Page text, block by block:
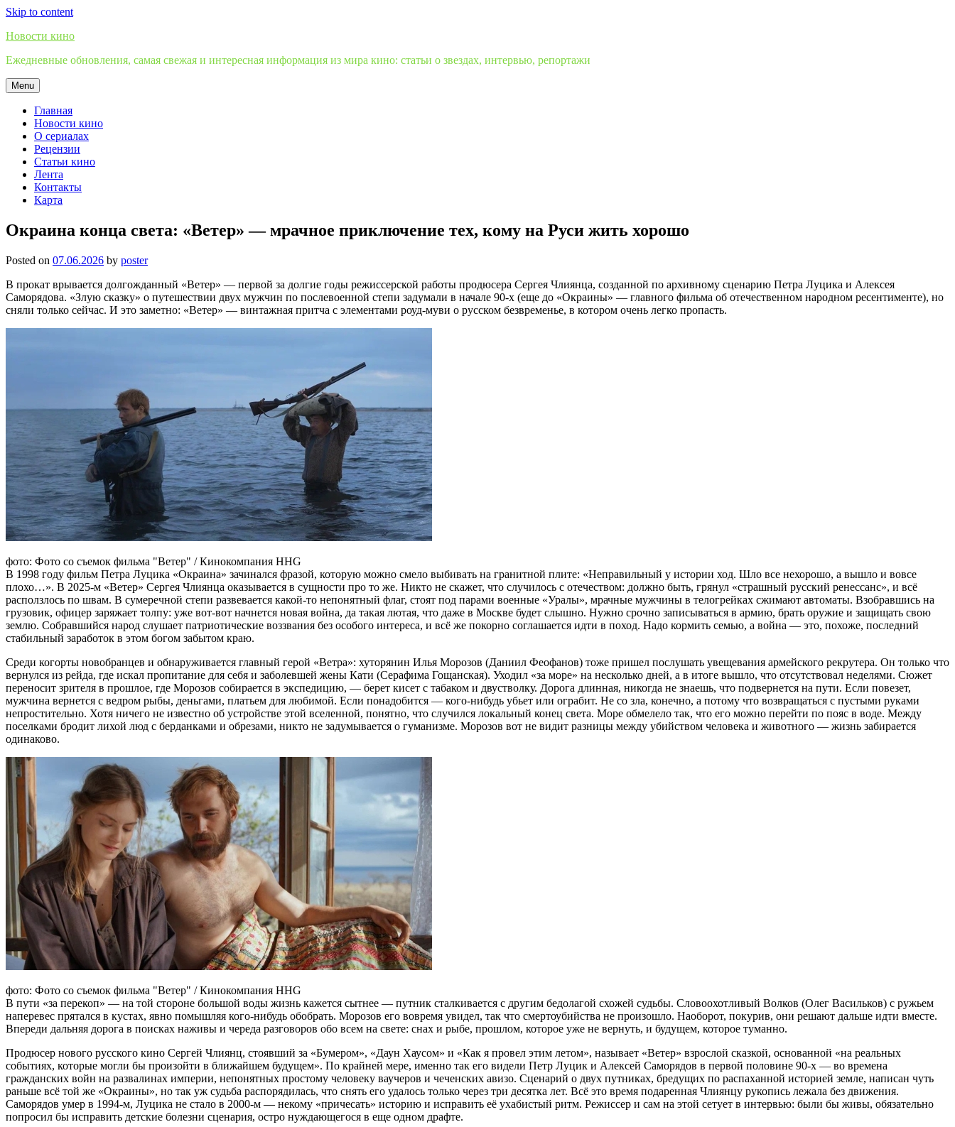
Skip to content
Новости кино
Ежедневные обновления, самая свежая и интересная информация из мира кино: статьи о звездах, интервью, репортажи
Menu
Главная
Новости кино
О сериалах
Рецензии
Статьи кино
Лента
Контакты
Карта
Окраина конца света: «Ветер» — мрачное приключение тех, кому на Руси жить хорошо
Posted on 07.06.2026 by poster
В прокат врывается долгожданный «Ветер» — первой за долгие годы режиссерской работы продюсера Сергея Члиянца, созданной по архивному сценарию Петра Луцика и Алексея
Саморядова. «Злую сказку» о путешествии двух мужчин по послевоенной степи задумали в начале 90-х (еще до «Окраины» — главного фильма об отечественном народном ресентименте), но
сняли только сейчас. И это заметно: «Ветер» — винтажная притча с элементами роуд-муви о русском безвременье, в котором очень легко пропасть.
фото: Фото со съемок фильма "Ветер" / Кинокомпания HHG
В 1998 году фильм Петра Луцика «Окраина» зачинался фразой, которую можно смело выбивать на гранитной плите: «Неправильный у истории ход. Шло все нехорошо, а вышло и вовсе
плохо…». В 2025-м «Ветер» Сергея Члиянца оказывается в сущности про то же. Никто не скажет, что случилось с отечеством: должно быть, грянул «страшный русский ренессанс», и всё
расползлось по швам. В сумеречной степи развевается какой-то непонятный флаг, стоят под парами военные «Уралы», мрачные мужчины в телогрейках сжимают автоматы. Взобравшись на
грузовик, офицер заряжает толпу: уже вот-вот начнется новая война, да такая лютая, что даже в Москве будет слышно. Нужно срочно записываться в армию, брать оружие и защищать свою
землю. Собравшийся народ слушает патриотические воззвания без особого интереса, и всё же покорно соглашается идти в поход. Надо кормить семью, а война — это, похоже, последний
стабильный заработок в этом богом забытом краю.
Среди когорты новобранцев и обнаруживается главный герой «Ветра»: хуторянин Илья Морозов (Даниил Феофанов) тоже пришел послушать увещевания армейского рекрутера. Он только что
вернулся из рейда, где искал пропитание для себя и заболевшей жены Кати (Серафима Гощанская). Уходил «за море» на несколько дней, а в итоге вышло, что отсутствовал неделями. Сюжет
переносит зрителя в прошлое, где Морозов собирается в экспедицию, — берет кисет с табаком и двустволку. Дорога длинная, никогда не знаешь, что подвернется на пути. Если повезет,
мужчина вернется с ведром рыбы, деньгами, платьем для любимой. Если понадобится — кого-нибудь убьет или ограбит. Не со зла, конечно, а потому что возвращаться с пустыми руками
непростительно. Хотя ничего не известно об устройстве этой вселенной, понятно, что случился локальный конец света. Море обмелело так, что его можно перейти по пояс в воде. Между
поселками бродит лихой люд с берданками и обрезами, никто не задумывается о гуманизме. Морозов вот не видит разницы между убийством человека и животного — жизнь забирается
одинаково.
фото: Фото со съемок фильма "Ветер" / Кинокомпания HHG
В пути «за перекоп» — на той стороне большой воды жизнь кажется сытнее — путник сталкивается с другим бедолагой схожей судьбы. Словоохотливый Волков (Олег Васильков) с ружьем
наперевес прятался в кустах, явно помышляя кого-нибудь обобрать. Морозов его вовремя увидел, так что смертоубийства не произошло. Наоборот, покурив, они решают дальше идти вместе.
Впереди дальняя дорога в поисках наживы и череда разговоров обо всем на свете: снах и рыбе, прошлом, которое уже не вернуть, и будущем, которое туманно.
Продюсер нового русского кино Сергей Члиянц, стоявший за «Бумером», «Даун Хаусом» и «Как я провел этим летом», называет «Ветер» взрослой сказкой, основанной «на реальных
событиях, которые могли бы произойти в ближайшем будущем». По крайней мере, именно так его видели Петр Луцик и Алексей Саморядов в первой половине 90-х — во времена
гражданских войн на развалинах империи, непонятных простому человеку ваучеров и чеченских авизо. Сценарий о двух путниках, бредущих по распаханной историей земле, написан чуть
раньше всё той же «Окраины», но так уж судьба распорядилась, что снять его удалось только через три десятка лет. Всё это время подаренная Члиянцу рукопись лежала без движения.
Саморядов умер в 1994-м, Луцика не стало в 2000-м — некому «причесать» историю и исправить её ухабистый ритм. Режиссер и сам на этой сетует в интервью: были бы живы, обязательно
попросил бы исправить детские болезни сценария, остро нуждающегося в еще одном драфте.